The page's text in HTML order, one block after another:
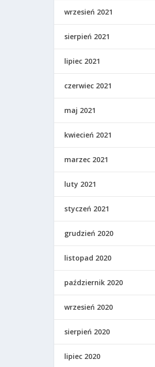
wrzesień 2021
sierpień 2021
lipiec 2021
czerwiec 2021
maj 2021
kwiecień 2021
marzec 2021
luty 2021
styczeń 2021
grudzień 2020
listopad 2020
październik 2020
wrzesień 2020
sierpień 2020
lipiec 2020